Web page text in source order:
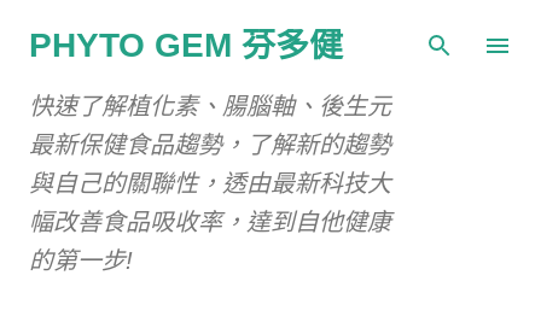
跳到主要內容
PHYTO GEM 芬多健
快速了解植化素、腸腦軸、後生元
最新保健食品趨勢，了解新的趨勢
與自己的關聯性，透由最新科技大
幅改善食品吸收率，達到自他健康
的第一步!